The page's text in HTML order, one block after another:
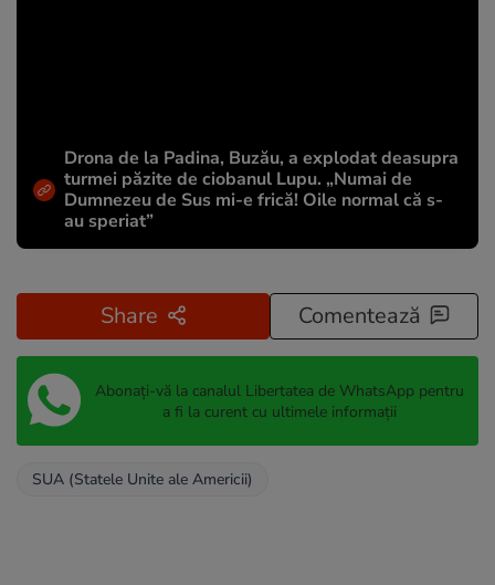
Drona de la Padina, Buzău, a explodat deasupra
turmei păzite de ciobanul Lupu. „Numai de
Dumnezeu de Sus mi-e frică! Oile normal că s-
au speriat”
Share Comentează
Abonați-vă la canalul Libertatea de WhatsApp pentru
a fi la curent cu ultimele informații
SUA (Statele Unite ale Americii)